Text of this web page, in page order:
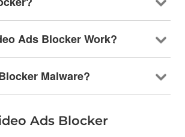
Ads Blocker Work?
Malware?
Ads Blocker